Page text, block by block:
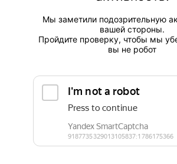
Мы заметили подозрительную
вашей стороны.
Пройдите проверку, чтобы мы
вы не робот